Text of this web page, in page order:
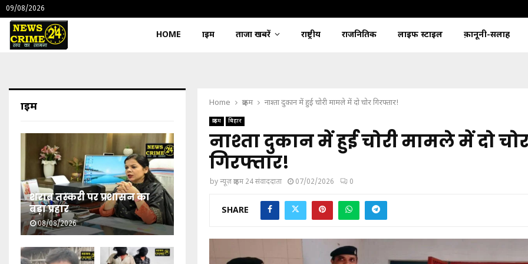
09/08/2026
HOME क्राइम ताजा खबरें राष्ट्रीय राजनितिक लाइफ स्टाइल क़ानूनी-सलाह
Home क्राइम नाश्ता दुकान में हुई चोरी मामले में दो चोर गिरफ्तार!
क्राइम बिहार
नाश्ता दुकान में हुई चोरी मामले में दो
गिरफ्तार!
byन्यूज़ क्राइम 24 संवाददाता 07/02/2026 0
SHARE
क्राइम
शराब तस्करी पर प्रशासन का
बड़ा प्रहार
08/08/2026